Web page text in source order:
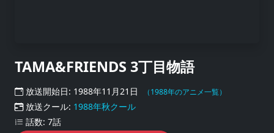
TAMA&FRIENDS 3丁目物語
放送開始日: 1988年11月21日 （1988年のアニメ一覧）
放送クール: 1988年秋クール
話数: 7話